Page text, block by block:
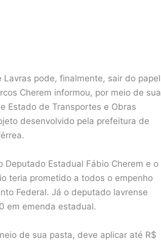
pode, finalmente, sair do papel
Cherem informou, por meio de sua
Estado de Transportes e Obras
desenvolvido pela prefeitura de
Estadual Fábio Cherem e o
teria prometido a todos o empenho
Federal. Já o deputado lavrense
em emenda estadual.
de sua pasta, deve aplicar até R$